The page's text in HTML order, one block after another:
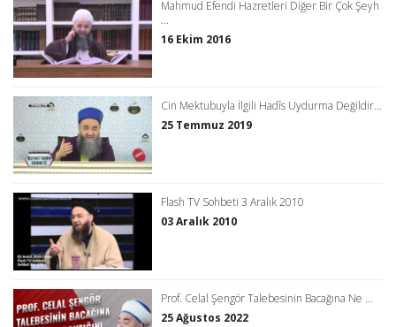
Mahmud Efendi Hazretleri Diğer Bir Çok Şeyh
...
16 Ekim 2016
Cin Mektubuyla İlgili Hadîs Uydurma Değildir...
25 Temmuz 2019
Flash TV Sohbeti 3 Aralık 2010
03 Aralık 2010
Prof. Celal Şengör Talebesinin Bacağına Ne ...
25 Ağustos 2022